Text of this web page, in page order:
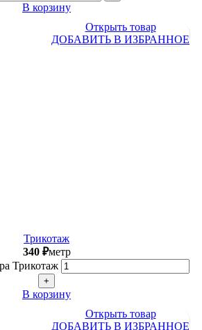
В корзину
Открыть товар
ДОБАВИТЬ В ИЗБРАННОЕ
Трикотаж
340 ₽метр
Трикотаж
В корзину
Открыть товар
ДОБАВИТЬ В ИЗБРАННОЕ